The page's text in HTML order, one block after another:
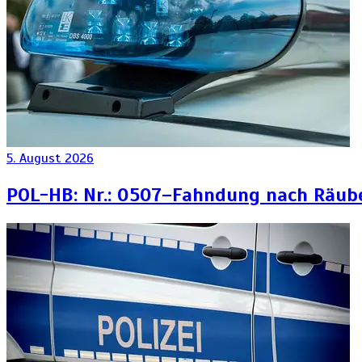
5. August 2026
POL-HB: Nr.: 0507–Fahndung nach